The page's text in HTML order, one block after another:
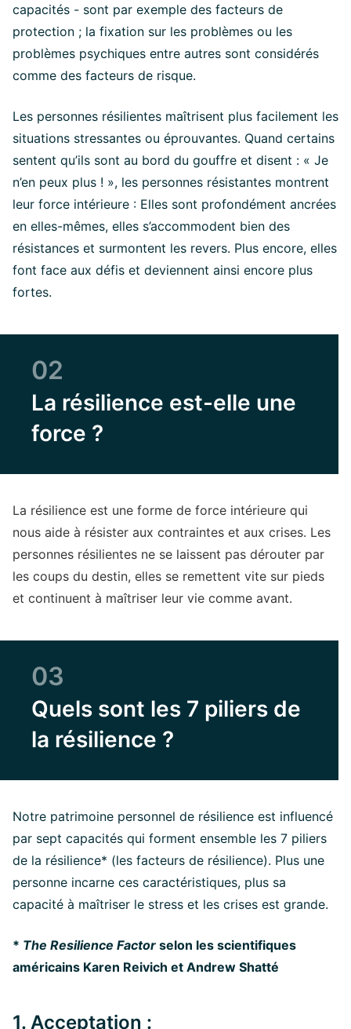
capacités - sont par exemple des facteurs de
protection ; la fixation sur les problèmes ou les
problèmes psychiques entre autres sont considérés
comme des facteurs de risque.
Les personnes résilientes maîtrisent plus facilement les
situations stressantes ou éprouvantes. Quand certains
sentent qu’ils sont au bord du gouffre et disent : « Je
n’en peux plus ! », les personnes résistantes montrent
leur force intérieure : Elles sont profondément ancrées
en elles-mêmes, elles s’accommodent bien des
résistances et surmontent les revers. Plus encore, elles
font face aux défis et deviennent ainsi encore plus
fortes.
02
La résilience est-elle une
force ?
La résilience est une forme de force intérieure qui
nous aide à résister aux contraintes et aux crises. Les
personnes résilientes ne se laissent pas dérouter par
les coups du destin, elles se remettent vite sur pieds
et continuent à maîtriser leur vie comme avant.
03
Quels sont les 7 piliers de
la résilience ?
Notre patrimoine personnel de résilience est influencé
par sept capacités qui forment ensemble les 7 piliers
de la résilience* (les facteurs de résilience). Plus une
personne incarne ces caractéristiques, plus sa
capacité à maîtriser le stress et les crises est grande.
* The Resilience Factor selon les scientifiques
américains Karen Reivich et Andrew Shatté
1. Acceptation :